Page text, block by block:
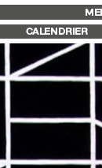
FID LAB 18
FID
CALENDRIER